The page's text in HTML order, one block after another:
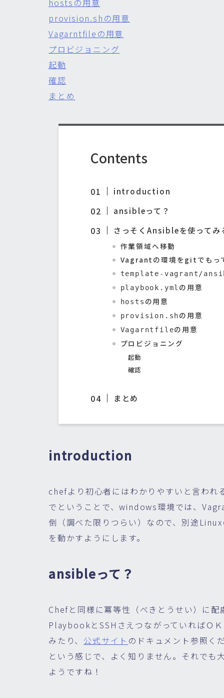
hostsの用意
provision.shの用意
Vagarntfileの用意
プロビジョニング
起動
確認
まとめ
Contents
introduction
ansibleって？
さっそくAnsibleを使ってみ
作業領域へ移動
Vagrantの環境をgitでもっ
template-vagrant/
playbook.yml の用意
hosts の用意
provision.shの用意
Vagarntfileの用意
プロビジョニング
起動
確認
まとめ
introduction
chefより初心者にはわかりやすいと言われ
でということで、windows環境では、
倒（調べた限りつらい）なので、別途
を動かすようにします。
ansibleって？
Chefと同様に冪等性（べきとうせい）に
PlaybookとSSHさえつながっていればＯ
みたり、 公式サイト のドキュメント参照く
という感じで、よく知りません。それで
ようですね！